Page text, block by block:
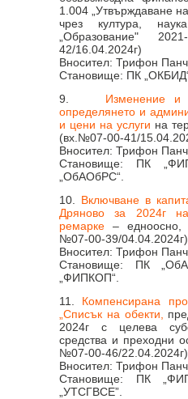
1.004 „Утвърждаване
чрез култура,
„Образование"
42/16.04.2024г)
Вносител: Трифон
Становище: ПК
9. Изменение и
определянето и
и цени на услуги на
(вх.№07-00-41/
Вносител: Трифон
Становище: ПК
„ОбАОбРС“.
10. Включване в
Дряново за 2024г
ремарке– едноосно,
№07-00-39/04.04.2024г)
Вносител: Трифон
Становище: ПК
„ФИПКОП“.
11. Компенсирана
„Списък на обекти,
2024г с целева
средства и преходни
№07-00-46/22.04.2024г)
Вносител: Трифон
Становище: ПК
„УТСГВСЕ”.